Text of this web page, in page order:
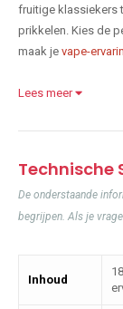
fruitige klassiekers
prikkelen. Kies de
maak je vape-
Lees meer
Technische
De onderstaande
begrijpen. Als je
Inhoud